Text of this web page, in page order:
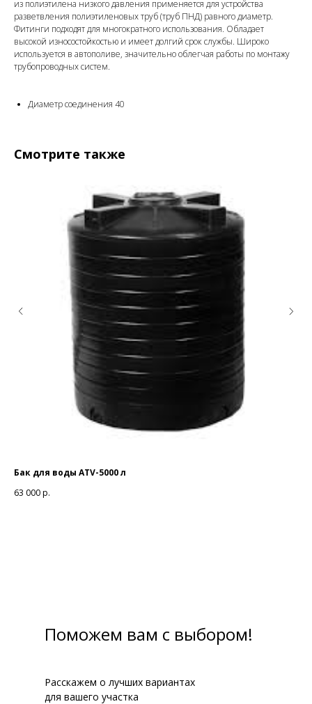
из полиэтилена низкого давления применяется для устройства
разветвления полиэтиленовых труб (труб ПНД) равного диаметр.
Фитинги подходят для многократного использования. Обладает
высокой износостойкостью и имеет долгий срок службы. Широко
используется в автополиве, значительно облегчая работы по монтажу
трубопроводных систем.
Диаметр соединения 40
Смотрите также
Бак для воды ATV-5000 л
63 000р.
Поможем вам с выбором!
Расскажем о лучших вариантах
для вашего участка